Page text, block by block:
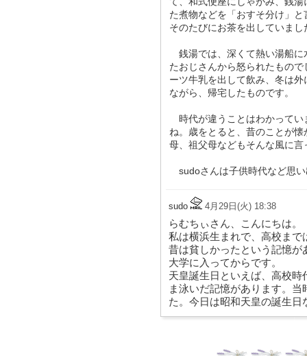
た煮物などを「おすそ分け」
そのたびにお茶を出していまし
銭湯では、深くて熱い湯船に
たおじさんから怒られたもの
ーツ牛乳を出して飲み、冬は
ながら、帰宅したものです。
時代が違うことはわかってい
ね。歳をとると、昔のことが
母、祖父母などもそんな風に
sudoさんは子供時代など思
sudo 4月29日(火) 18:38
らむちぃさん、こんにちは。
私は横浜生まれで、高校まで
昔は貧しかったという記憶
大学に入ってからです。
天皇誕生日といえば、高校
ま泳いだ記憶があります。
た。今日は昭和天皇の誕生